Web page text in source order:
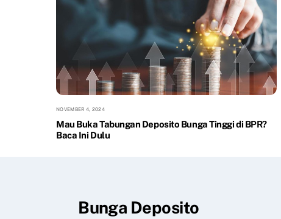
NOVEMBER 4, 2024
Mau Buka Tabungan Deposito Bunga Tinggi di BPR?
Baca Ini Dulu
Bunga Deposito